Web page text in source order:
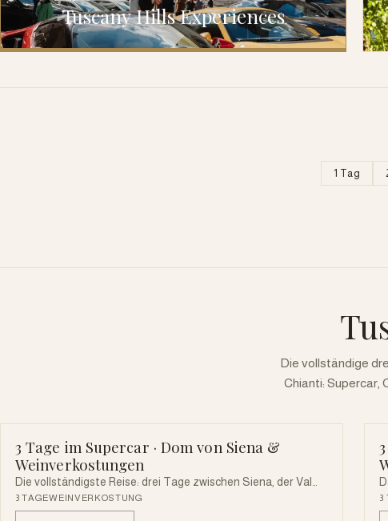
Tuscany Hills Experiences
1 Tag
Die vollständige
Chianti: Supercar,
SUPERCAR
3 Tage im Supercar · Dom von Siena &
Weinverkostungen
Die vollständigste Reise: drei Tage zwischen Siena, der Val
d'Orcia und dem Chianti am Steuer eines Supercars — mit
exklusivem Zugang zum Dom von Siena und
3 TAGEWEINVERKOSTUNG 3